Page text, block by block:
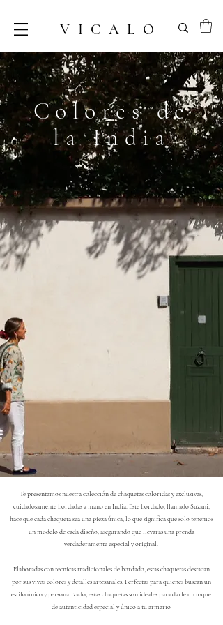
VICALO
Colores de
la India
Te presentamos nuestra colección de chaquetas coloridas y exclusivas,
cuidadosamente bordadas a mano en India. Este bordado, llamado Suzani,
hace que cada chaqueta sea una pieza única, lo que significa que solo tenemos
un modelo de cada diseño, asegurando que llevarás una prenda
verdaderamente especial y original.
Elaboradas con técnicas tradicionales de bordado, estas chaquetas destacan
por sus vivos colores y detalles artesanales. Perfectas para quienes buscan un
estilo único y personalizado, estas chaquetas son ideales para darle un toque
de autenticidad especial y único a tu armario